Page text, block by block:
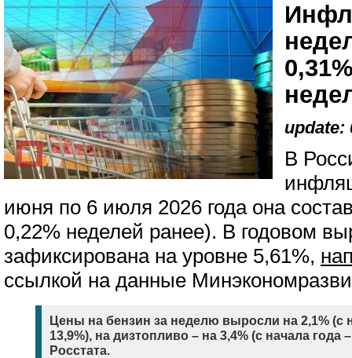
update:
В
июня по 6 июля 2026 года она
0,22% неделей ранее). В годовом
зафиксирована на уровне 5,61%,
ссылкой на данные
Цены на бензин за неделю выросли на 2,1% (с
13,9%), на дизтопливо – на 3,4% (с начала года
Росстата.